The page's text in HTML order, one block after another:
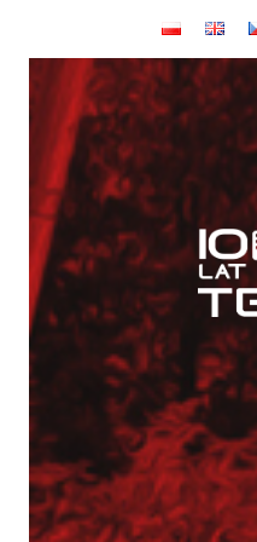
Startseite
Artikel
Ausfüllen der Lücken